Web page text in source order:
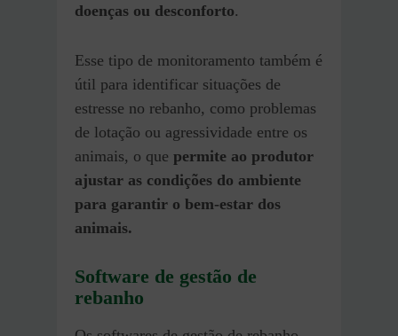
doenças ou desconforto.
Esse tipo de monitoramento também é
útil para identificar situações de
estresse no rebanho, como problemas
de lotação ou agressividade entre os
animais, o que permite ao produtor
ajustar as condições do ambiente
para garantir o bem-estar dos
animais.
Software de gestão de
rebanho